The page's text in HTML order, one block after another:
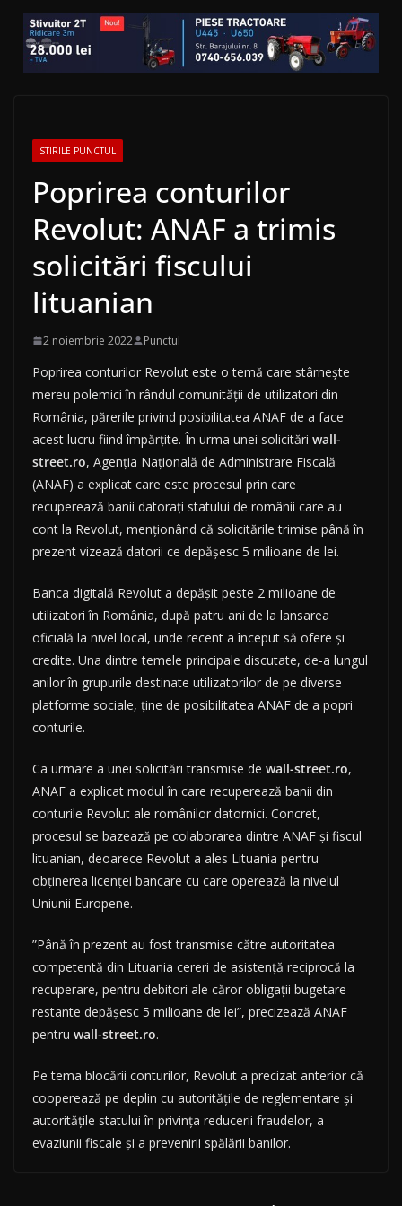
STIRILE PUNCTUL
Poprirea conturilor
Revolut: ANAF a trimis
solicitări fiscului
lituanian
2 noiembrie 2022 Punctul
Poprirea conturilor Revolut este o temă care stârnește
mereu polemici în rândul comunității de utilizatori din
România, părerile privind posibilitatea ANAF de a face
acest lucru fiind împărțite. În urma unei solicitări wall-
street.ro, Agenția Națională de Administrare Fiscală
(ANAF) a explicat care este procesul prin care
recuperează banii datorați statului de românii care au
cont la Revolut, menționând că solicitările trimise până în
prezent vizează datorii ce depășesc 5 milioane de lei.
Banca digitală Revolut a depășit peste 2 milioane de
utilizatori în România, după patru ani de la lansarea
oficială la nivel local, unde recent a început să ofere și
credite. Una dintre temele principale discutate, de-a lungul
anilor în grupurile destinate utilizatorilor de pe diverse
platforme sociale, ține de posibilitatea ANAF de a popri
conturile.
Ca urmare a unei solicitări transmise de wall-street.ro,
ANAF a explicat modul în care recuperează banii din
conturile Revolut ale românilor datornici. Concret,
procesul se bazează pe colaborarea dintre ANAF și fiscul
lituanian, deoarece Revolut a ales Lituania pentru
obținerea licenței bancare cu care operează la nivelul
Uniunii Europene.
”Până în prezent au fost transmise către autoritatea
competentă din Lituania cereri de asistență reciprocă la
recuperare, pentru debitori ale căror obligații bugetare
restante depășesc 5 milioane de lei”, precizează ANAF
pentru wall-street.ro.
Pe tema blocării conturilor, Revolut a precizat anterior că
cooperează pe deplin cu autoritățile de reglementare și
autoritățile statului în privința reducerii fraudelor, a
evaziunii fiscale și a prevenirii spălării banilor.